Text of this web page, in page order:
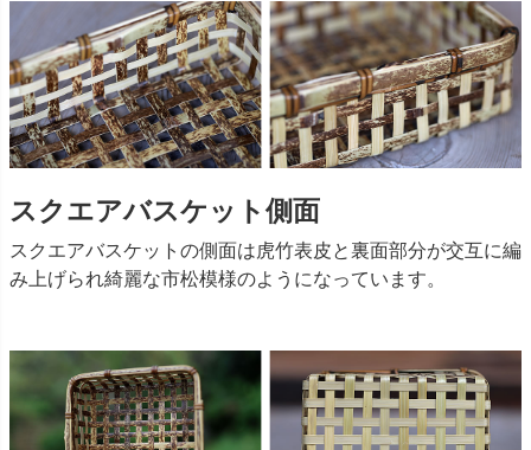
スクエアバスケット側面
スクエアバスケットの側面は虎竹表皮と裏面部分が交互に編
み上げられ綺麗な市松模様のようになっています。